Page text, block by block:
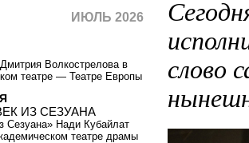
слово
ИЮЛЬ 2026
Волкострелова в
театре — Театре Европы
ИЗ СЕЗУАНА
Сезуана» Нади Кубайлат
театре драмы